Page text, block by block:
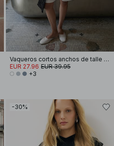
Vaqueros cortos anchos de talle medio
EUR 27.96 EUR 39.95
+3
-30%